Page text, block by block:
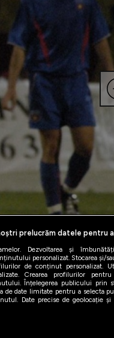
prelucrăm datele pentru
Dezvoltarea și
personalizat. Stocarea și/
de conținut personalizat.
Crearea profilurilor
Înțelegerea publicului prin
de date limitate pentru a selecta
Date precise de geolocație și